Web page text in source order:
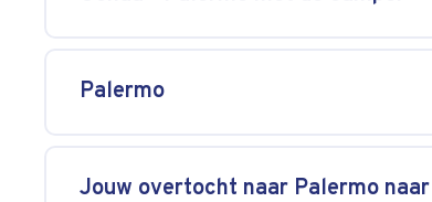
Palermo
Jouw overtocht naar Palermo